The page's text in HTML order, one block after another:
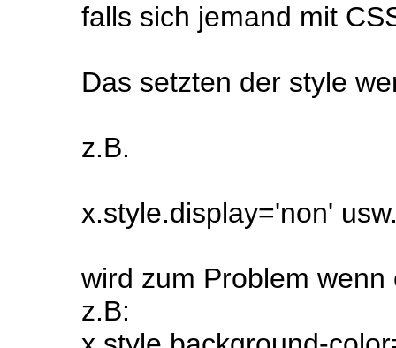
falls sich jemand mit
Das setzten der style
z.B.
x.style.display='non'
wird zum Problem
z.B: